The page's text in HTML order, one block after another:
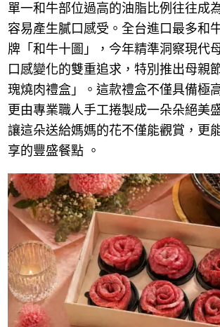
單一和牛部位過高的油脂比例往往成
容易產生膩口感受。全台進口最多和
牌「和牛十圖」，今年精準洞察現代
口感變化的雙重追求，特別推出母親
瑰燒肉禮盒」。這款禮盒不僅具備極
更由專業職人手工捲製成一朵朵絕美
讓這朵送給媽媽的花不僅能觀賞，更
享的豐盛餐點 。